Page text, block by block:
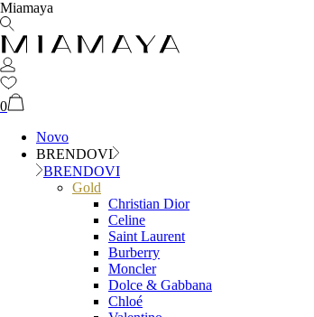
Miamaya
0
Novo
BRENDOVI
BRENDOVI
Gold
Christian Dior
Celine
Saint Laurent
Burberry
Moncler
Dolce & Gabbana
Chloé